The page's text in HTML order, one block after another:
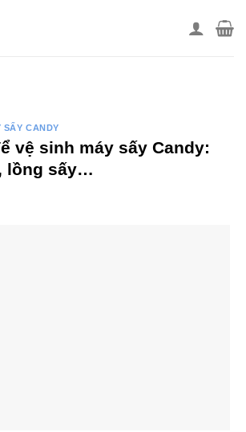
SẤY CANDY
vệ sinh máy sấy Candy:
lồng sấy…